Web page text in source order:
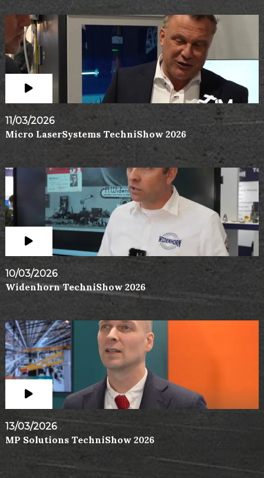
11/03/2026
Micro LaserSystems TechniShow 2026
10/03/2026
Widenhorn TechniShow 2026
13/03/2026
MP Solutions TechniShow 2026